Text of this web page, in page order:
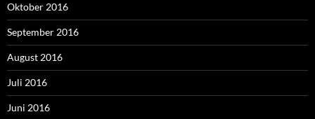
Oktober 2016
September 2016
August 2016
Juli 2016
Juni 2016